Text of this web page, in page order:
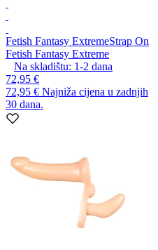
Fetish Fantasy ExtremeStrap On
Fetish Fantasy Extreme
Na skladištu: 1-2 dana
72,95 €
72,95 € Najniža cijena u zadnjih
30 dana.